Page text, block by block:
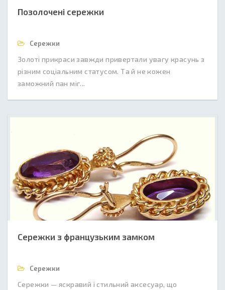
Позолочені сережки
Сережки
Золоті прикраси завжди привертали увагу красунь з
різним соціальним статусом. Та й не кожен
заможний пан міг...
Сережки з французьким замком
Сережки
Сережки — яскравий і стильний аксесуар, що